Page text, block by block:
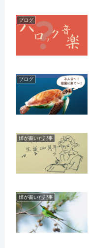
ブログ
ブログ
姉が書いた記事
姉が書いた記事